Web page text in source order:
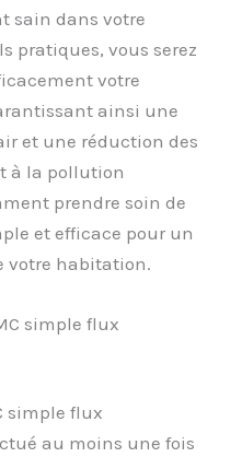
sain dans votre
pratiques, vous serez
votre
ainsi une
et une réduction des
à la pollution
prendre soin de
et efficace pour un
votre habitation.
simple flux
simple flux
au moins une fois